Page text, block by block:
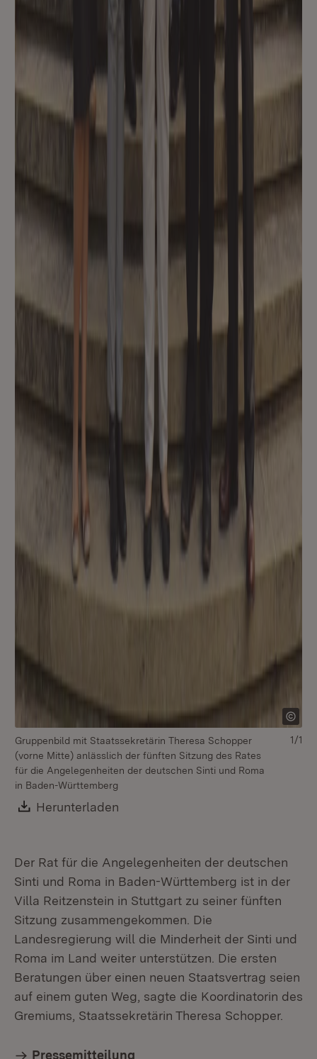
Gruppenbild mit Staatssekretärin Theresa Schopper
(vorne Mitte) anlässlich der fünften Sitzung des Rates
für die Angelegenheiten der deutschen Sinti und Roma
in Baden-Württemberg
Download:
Herunterladen
1/1
Der Rat für die Angelegenheiten der deutschen
Sinti und Roma in Baden-Württemberg ist in der
Villa Reitzenstein in Stuttgart zu seiner fünften
Sitzung zusammengekommen. Die
Landesregierung will die Minderheit der Sinti und
Roma im Land weiter unterstützen. Die ersten
Beratungen über einen neuen Staatsvertrag seien
auf einem guten Weg, sagte die Koordinatorin des
Gremiums, Staatssekretärin Theresa Schopper.
Pressemitteilung